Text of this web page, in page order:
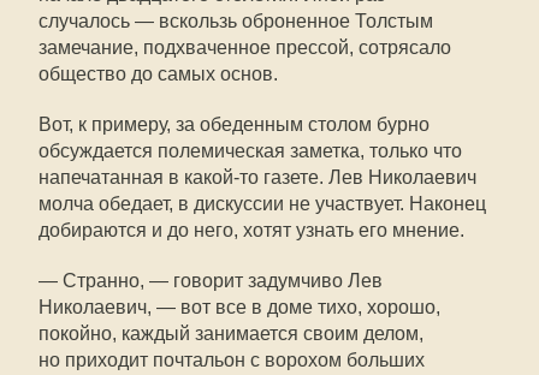
случалось — вскользь оброненное Толстым
замечание, подхваченное прессой, сотрясало
общество до самых основ.
Вот, к примеру, за обеденным столом бурно
обсуждается полемическая заметка, только что
напечатанная в какой-то газете. Лев Николаевич
молча обедает, в дискуссии не участвует. Наконец
добираются и до него, хотят узнать его мнение.
— Странно, — говорит задумчиво Лев
Николаевич, — вот все в доме тихо, хорошо,
покойно, каждый занимается своим делом,
но приходит почтальон с ворохом больших